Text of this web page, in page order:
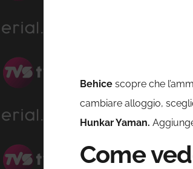
Behice scopre che
cambiare alloggio,
Hunkar Yaman.
Come